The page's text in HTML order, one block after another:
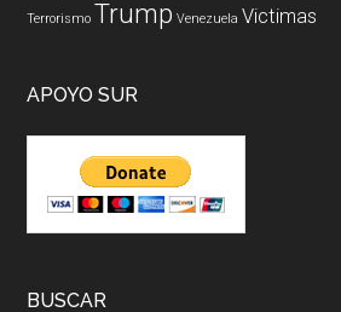
Terrorismo Trump Venezuela Victimas
APOYO SUR
BUSCAR